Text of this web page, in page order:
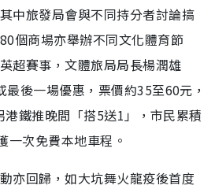
中旅發局會與不同持分者討論搞
個商場亦舉辦不同文化體育節
超賽事，文體旅局局長楊潤雄
後一場優惠，票價約35至60元，
港鐵推晚間「搭5送1」，市民累積
一次免費本地車程。
亦回歸，如大坑舞火龍疫後首度